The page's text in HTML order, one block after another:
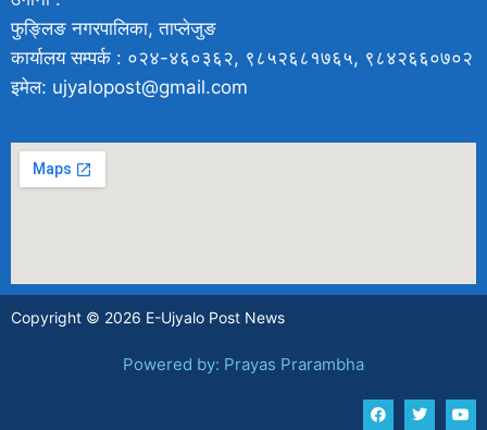
फुङ्लिङ नगरपालिका, ताप्लेजुङ
कार्यालय सम्पर्क : ०२४-४६०३६२, ९८५२६८१७६५, ९८४२६६०७०२
इमेल: ujyalopost@gmail.com
Copyright © 2026 E-Ujyalo Post News
Powered by: Prayas Prarambha